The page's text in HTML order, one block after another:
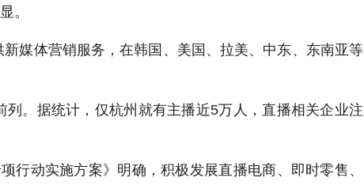
。
新媒体营销服务，在韩国、美国、拉美、中东、东南亚等
。 据统计，仅杭州就有主播近5万人，直播相关企业注
行动实施方案》明确，积极发展直播电商、即时零售、